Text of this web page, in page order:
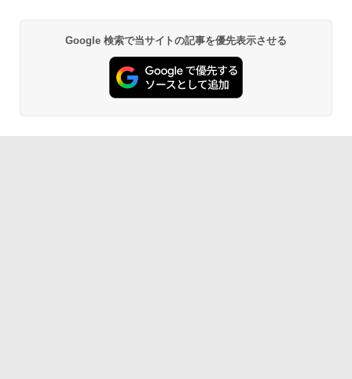
Google 検索で当サイトの記事を優先表示させる